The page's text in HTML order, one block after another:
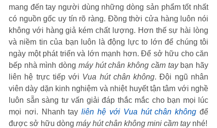
mang đến tay người dùng những dòng sản phẩm tốt nhất
có nguồn gốc uy tín rõ ràng. Đồng thời cửa hàng luôn nói
không với hàng giả kém chất lượng. Hơn thế sự hài lòng
và niềm tin của bạn luôn là động lực to lớn để chúng tôi
ngày một phát triển và lớn mạnh hơn. Để sở hữu cho căn
bếp nhà mình dòng máy hút chân không cầm tay bạn hãy
liên hệ trực tiếp với Vua hút chân không. Đội ngũ nhân
viên dày dặn kinh nghiệm và nhiệt huyết tận tâm với nghề
luôn sẵn sàng tư vấn giải đáp thắc mắc cho bạn mọi lúc
mọi nơi. Nhanh tayliên hệ với Vua hút chân không để
được sở hữu dòng máy hút chân không mini cầm tay nhé!